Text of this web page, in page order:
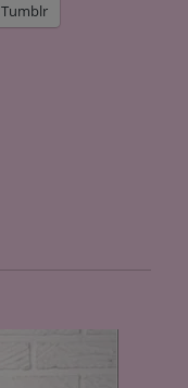
Tumblr